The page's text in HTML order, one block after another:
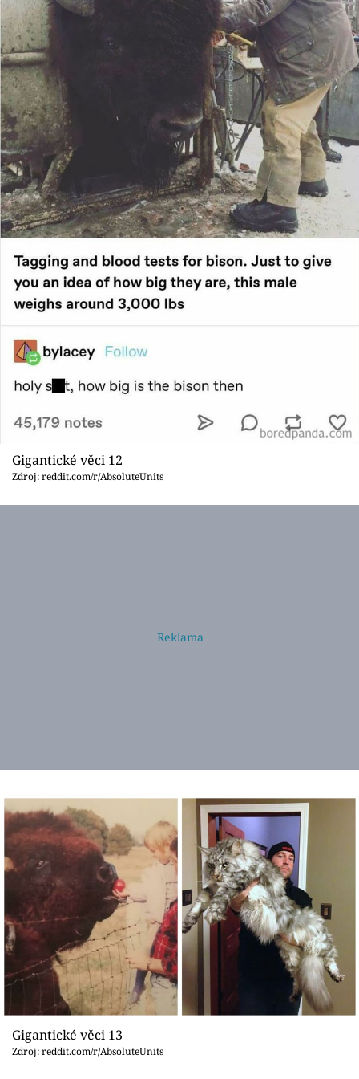
Gigantické věci 12
Zdroj: reddit.com/r/AbsoluteUnits
Gigantické věci 13
Zdroj: reddit.com/r/AbsoluteUnits